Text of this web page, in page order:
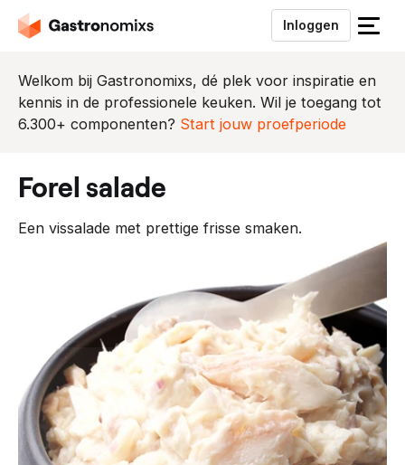
Inloggen
S
u
i
n
Welkom bij Gastronomixs, dé plek voor inspiratie en
kennis in de professionele keuken. Wil je toegang tot
6.300+ componenten? Start jouw proefperiode
forel salade
Een vissalade met prettige frisse smaken.